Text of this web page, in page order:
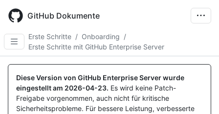
main
content
GitHub Dokumente
Erste Schritte / Onboarding /
Erste Schritte mit GitHub Enterprise Server
Diese Version von GitHub Enterprise Server wurde
eingestellt am 2026-04-23. Es wird keine Patch-
Freigabe vorgenommen, auch nicht für kritische
Sicherheitsprobleme. Für bessere Leistung, verbesserte